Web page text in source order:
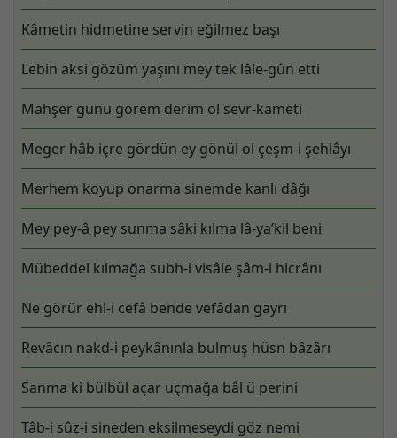
Kâmetin hidmetine servin eğilmez başı
Lebin aksi gözüm yaşını mey tek lâle-gûn etti
Mahşer günü görem derim ol sevr-kameti
Meger hâb içre gördün ey gönül ol çeşm-i şehlâyı
Merhem koyup onarma sinemde kanlı dâğı
Mey pey-â pey sunma sâki kılma lâ-ya’kil beni
Mübeddel kılmağa subh-i visâle şâm-i hicrânı
Ne görür ehl-i cefâ bende vefâdan gayrı
Revâcın nakd-i peykânınla bulmuş hüsn bâzârı
Sanma ki bülbül açar uçmağa bâl ü perini
Tâb-i sûz-i sineden eksilmeseydi göz nemi